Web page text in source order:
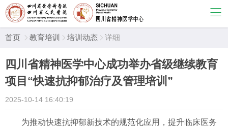
首页  教育培训  培训动态  详细
四川省精神医学中心成功举办省级继续教育
项目“快速抗抑郁治疗及管理培训”
2025-10-14 16:40:19
为推动快速抗抑郁新技术的规范化应用，提升临床医务